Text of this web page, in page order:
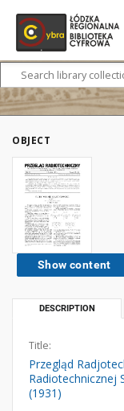
OBJECT
Show content
DESCRIPTION
Title:
Przegląd
Radiotechnicznej
(1931)